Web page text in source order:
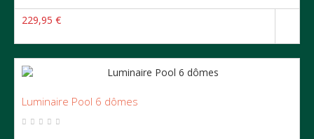
229,95 €
Luminaire Pool 6 dômes